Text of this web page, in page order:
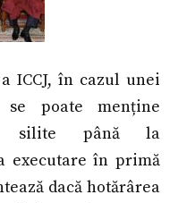
ICCJ, în cazul unei
se poate menține
silite până la
executare în primă
dacă hotărârea